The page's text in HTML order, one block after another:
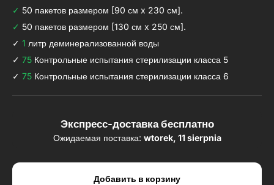
✓ 50 пакетов размером [90 см x 230 см].
✓ 50 пакетов размером [130 см x 250 см].
✓ 1 литр деминерализованной воды
✓ 75 Контрольные испытания стерилизации класса 5
✓ 75 Контрольные испытания стерилизации класса 6
Экспресс-доставка бесплатно
Ожидаемая поставка: wtorek, 11 sierpnia
Добавить в корзину